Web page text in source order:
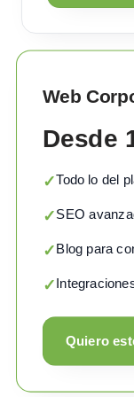
Web
Desde
✓Todo lo del
✓SEO
✓Blog para
✓
Quiero